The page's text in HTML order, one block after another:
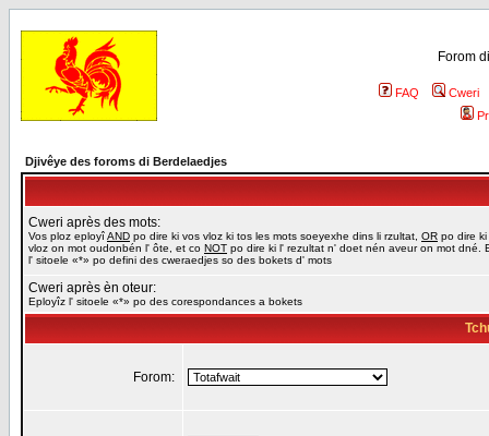
Forom
FAQ
Cweri
Djivêye des foroms di Berdelaedjes
Cweri après des mots:
Vos ploz eployîAND po dire ki vos vloz ki tos les mots soeyexhe dins li rzultat, OR po dire ki
vloz on mot oudonbén l' ôte, et co NOT po dire ki l' rezultat n' doet nén aveur on mot dné.
l' sitoele «*» po defini des cweraedjes so des bokets d' mots
Cweri après èn oteur:
Eployîz l' sitoele «*» po des corespondances a bokets
Forom: